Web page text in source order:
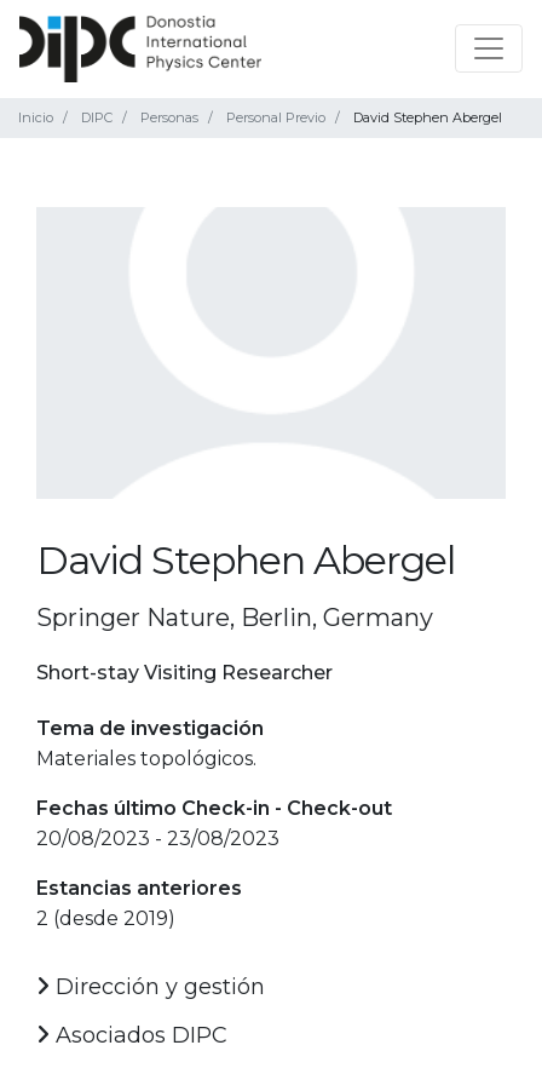
Inicio DIPC Personas Personal Previo David Stephen Abergel
David Stephen Abergel
Springer Nature, Berlin, Germany
Short-stay Visiting Researcher
Tema de investigación
Materiales topológicos.
Fechas último Check-in - Check-out
20/08/2023 - 23/08/2023
Estancias anteriores
2 (desde 2019)
Dirección y gestión
Asociados DIPC